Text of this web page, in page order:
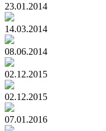
23.01.2014
14.03.2014
08.06.2014
02.12.2015
02.12.2015
07.01.2016